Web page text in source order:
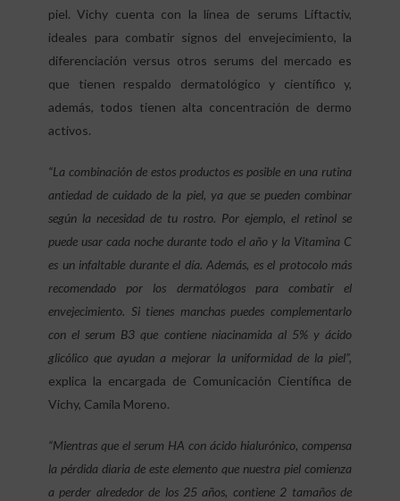
piel. Vichy cuenta con la línea de serums Liftactiv,
ideales para combatir signos del envejecimiento, la
diferenciación versus otros serums del mercado es
que tienen respaldo dermatológico y científico y,
además, todos tienen alta concentración de dermo
activos.
“La combinación de estos productos es posible en una rutina
antiedad de cuidado de la piel, ya que se pueden combinar
según la necesidad de tu rostro. Por ejemplo, el retinol se
puede usar cada noche durante todo el año y la Vitamina C
es un infaltable durante el día. Además, es el protocolo más
recomendado por los dermatólogos para combatir el
envejecimiento. Si tienes manchas puedes complementarlo
con el serum B3 que contiene niacinamida al 5% y ácido
glicólico que ayudan a mejorar la uniformidad de la piel”,
explica la encargada de Comunicación Científica de
Vichy, Camila Moreno.
“Mientras que el serum HA con ácido hialurónico, compensa
la pérdida diaria de este elemento que nuestra piel comienza
a perder alrededor de los 25 años, contiene 2 tamaños de